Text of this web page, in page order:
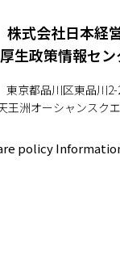
株式会社日本経
厚生政策情報セン
東京都品川区東品川2-
王洲オーシャンスク
policy